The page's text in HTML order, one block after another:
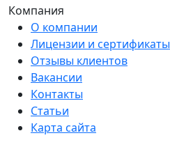
Компания
О компании
Лицензии и сертификаты
Отзывы клиентов
Вакансии
Контакты
Статьи
Карта сайта